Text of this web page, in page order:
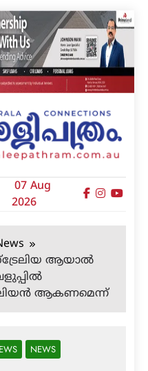
07 Aug
2026
ആയാല്‍
ആകണമെന്ന്
NEWS